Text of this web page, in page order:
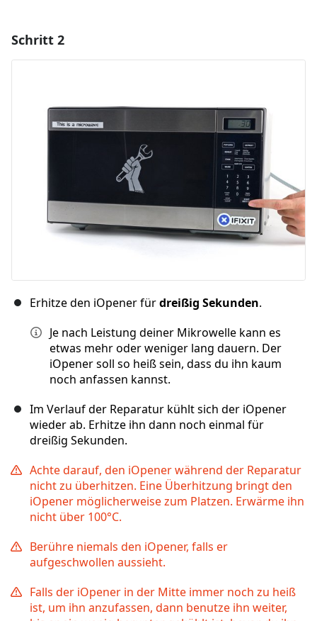
Abbrechen Kommentieren
Schritt 2
Erhitze den iOpener fürdreißig Sekunden.
Je nach Leistung deiner Mikrowelle kann es
etwas mehr oder weniger lang dauern. Der
iOpener soll so heiß sein, dass du ihn kaum
noch anfassen kannst.
Im Verlauf der Reparatur kühlt sich der iOpener
wieder ab. Erhitze ihn dann noch einmal für
dreißig Sekunden.
Achte darauf, den iOpener während der Reparatur
nicht zu überhitzen. Eine Überhitzung bringt den
iOpener möglicherweise zum Platzen. Erwärme ihn
nicht über 100°C.
Berühre niemals den iOpener, falls er
aufgeschwollen aussieht.
Falls der iOpener in der Mitte immer noch zu heiß
ist, um ihn anzufassen, dann benutze ihn weiter,